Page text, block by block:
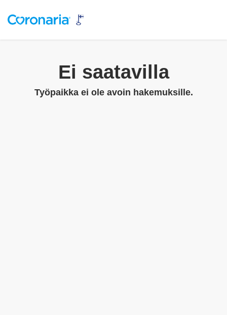
Ei saatavilla
Työpaikka ei ole avoin hakemuksille.